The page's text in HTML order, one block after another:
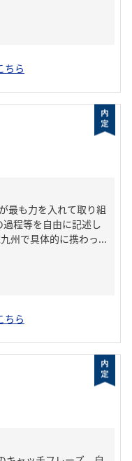
ちら
力を入れて取り組
程等を自由に記述し
で具体的に携わっ...
ちら